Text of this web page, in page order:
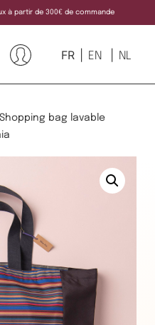
à partir de 300€ de commande
FR EN NL
bag lavable